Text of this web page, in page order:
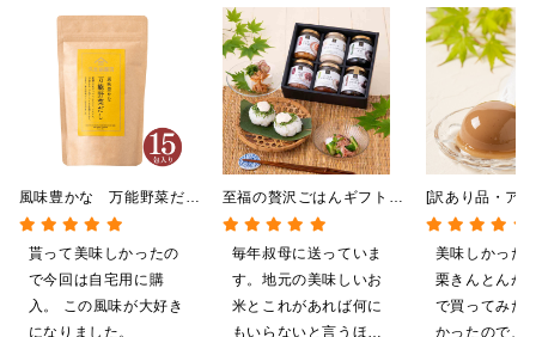
至福の贅沢ごはんギフト
【送料込/沖縄県送料別
途】【化粧箱包装付/オン
ライン限定】
毎年叔母に送っていま
す。地元の美味しいお
米とこれがあれば何に
もいらないと言うほど
[訳あり品・ア
[賞味期限2026
日]絹ごしなめ
んとんゼリー
限定】
美味しかった
栗きんとんが
で買ってみた
かったので、
風味豊かな 万能野菜だ
し 120g（8g×15包）
【だしパック】
貰って美味しかったの
で今回は自宅用に購
入。 この風味が大好き
になりました。